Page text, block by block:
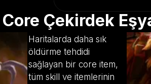
Çekirdek
Haritalarda daha sık
öldürme tehdidi
sağlayan bir core item,
tüm skill ve itemlerinin